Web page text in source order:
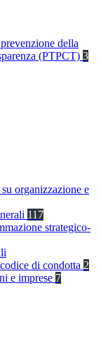
della
(PTPCT) 3
organizzazione e
117
strategico-
di condotta 2
e imprese 7